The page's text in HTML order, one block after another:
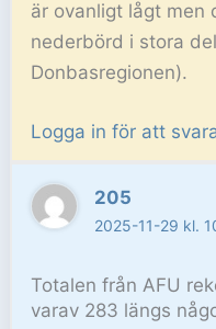
är ovanligt lågt men
nederbörd i stora
Donbasregionen).
Logga in för att
205
2025-11-29 kl.
Totalen från AFU
varav 283 längs